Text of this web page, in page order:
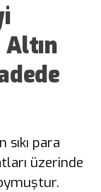
Altın
sıkı para
üzerinde